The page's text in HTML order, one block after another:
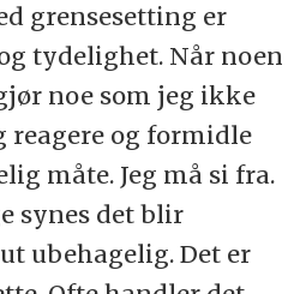
grensesetting er
tydelighet. Når noen
noe som jeg ikke
reagere og formidle
måte. Jeg må si fra.
synes det blir
ubehagelig. Det er